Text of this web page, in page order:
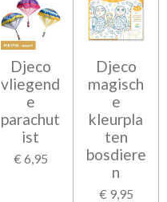
Djeco
vliegend
e
parachut
ist
€ 6,95
Djeco
magisch
e
kleurpla
ten
bosdiere
n
€ 9,95